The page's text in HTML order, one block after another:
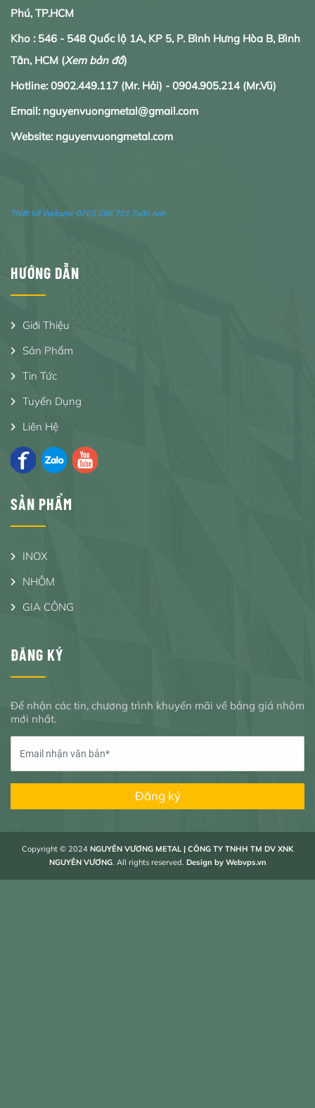
Phú, TP.HCM
Kho : 546 - 548 Quốc lộ 1A, KP 5, P. Bình Hưng Hòa B, Bình
Tân, HCM (Xem bản đồ)
Hotline: 0902.449.117 (Mr. Hải) - 0904.905.214(Mr.Vũ)
Email: nguyenvuongmetal@gmail.com
Website: nguyenvuongmetal.com
Thiết Kế Website: 0703 296 701 Tuấn Anh
HƯỚNG DẪN
Giới Thiệu
Sản Phẩm
Tin Tức
Tuyển Dụng
Liên Hệ
SẢN PHẨM
INOX
NHÔM
GIA CÔNG
ĐĂNG KÝ
Để nhận các tin, chương trình khuyến mãi về bảng giá nhôm
mới nhất.
Đăng ký
Copyright © 2024 NGUYÊN VƯƠNG METAL | CÔNG TY TNHH TM DV XNK
NGUYÊN VƯƠNG. All rights reserved. Design by Webvps.vn